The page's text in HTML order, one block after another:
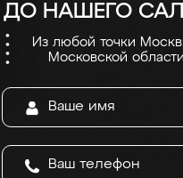
ДО НАШЕГО
Из любой точки
Московской